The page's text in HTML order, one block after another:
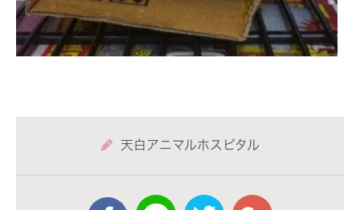
天白アニマルホスピタル